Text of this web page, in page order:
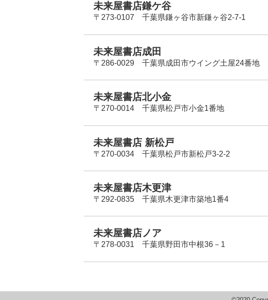
未来屋書店鎌ケ谷
〒273-0107 千葉県鎌ヶ谷市新鎌ヶ谷2-7-1
未来屋書店成田
〒286-0029 千葉県成田市ウイング土屋24番地
未来屋書店北小金
〒270-0014 千葉県松戸市小金1番地
未来屋書店 新松戸
〒270-0034 千葉県松戸市新松戸3-2-2
未来屋書店木更津
〒292-0835 千葉県木更津市築地1番4
未来屋書店ノア
〒278-0031 千葉県野田市中根36－1